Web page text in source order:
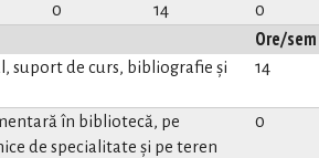
0 14 0
Ore/sem
suport de curs, bibliografie și
14
în bibliotecă, pe
de specialitate și pe teren
0